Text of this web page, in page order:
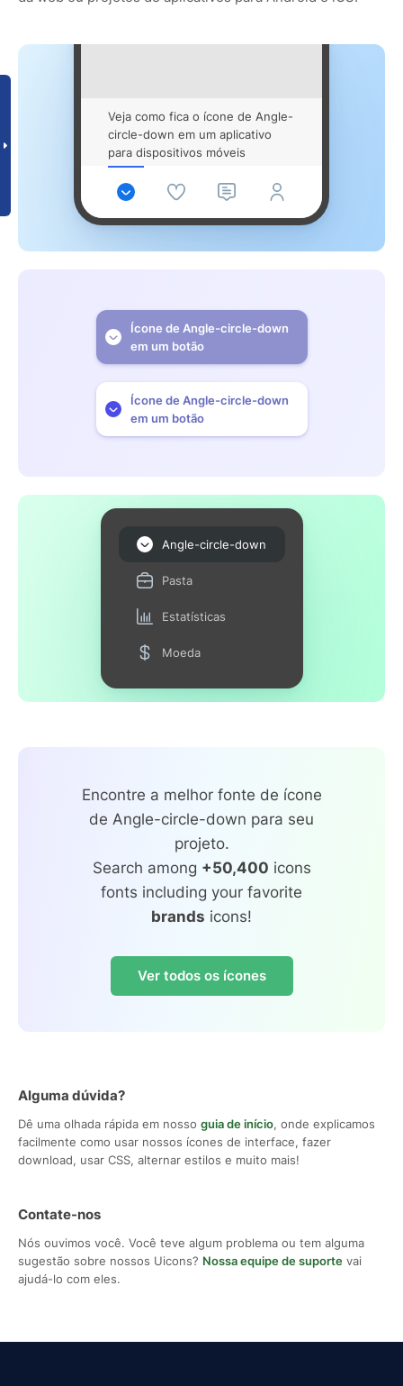
Veja como fica o ícone de Angle-
circle-down em um aplicativo
para dispositivos móveis
Ícone de Angle-circle-down
em um botão
Ícone de Angle-circle-down
em um botão
Angle-circle-down
Pasta
Estatísticas
Moeda
Encontre a melhor fonte de ícone
de Angle-circle-down para seu
projeto.
Search among +50,400 icons
fonts including your favorite
brands icons!
Ver todos os ícones
Alguma dúvida?
Dê uma olhada rápida em nosso guia de início, onde explicamos
facilmente como usar nossos ícones de interface, fazer
download, usar CSS, alternar estilos e muito mais!
Contate-nos
Nós ouvimos você. Você teve algum problema ou tem alguma
sugestão sobre nossos Uicons? Nossa equipe de suporte vai
ajudá-lo com eles.